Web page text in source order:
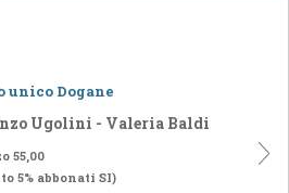
unico Dogane
Ugolini - Valeria Baldi
55,00
5% abbonati SI)